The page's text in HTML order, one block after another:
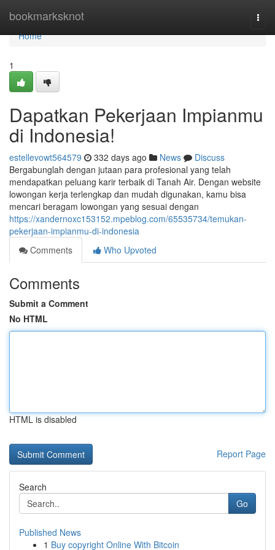
bookmarksknot
Home
Home
1
Dapatkan Pekerjaan Impianmu
di Indonesia!
estellevowt564579 332 days ago News
Discuss
Bergabunglah dengan jutaan para profesional yang telah
mendapatkan peluang karir terbaik di Tanah Air. Dengan website
lowongan kerja terlengkap dan mudah digunakan, kamu bisa
mencari beragam lowongan yang sesuai dengan
https://xandernoxc153152.mpeblog.com/65535734/temukan-
pekerjaan-impianmu-di-indonesia
Comments
Who Upvoted
Comments
Submit a Comment
No HTML
HTML is disabled
Report Page
Search
Go
Published News
1 Buy copyright Online With Bitcoin